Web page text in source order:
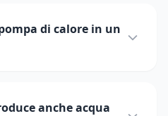
di calore in un
anche acqua